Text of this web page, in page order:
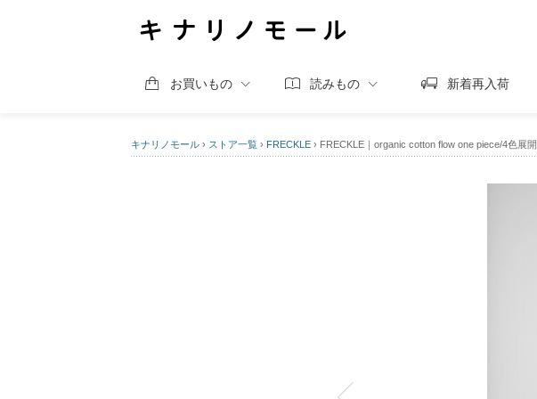
お買いもの 読みもの 新着再入荷
キナリノモール › ストア一覧 › FRECKLE › FRECKLE｜organic cotton flow one piece/4色展開